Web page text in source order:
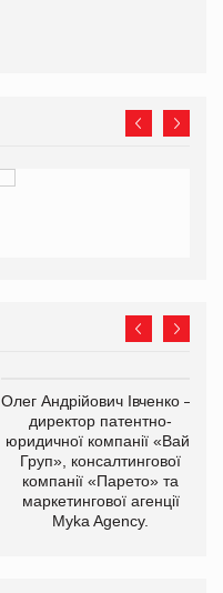
Олег Андрійович Івченко —
директор патентно-
юридичної компанії «Вайз
Груп», консалтингової
компанії «Парето» та
маркетингової агенції
Myka Agency.